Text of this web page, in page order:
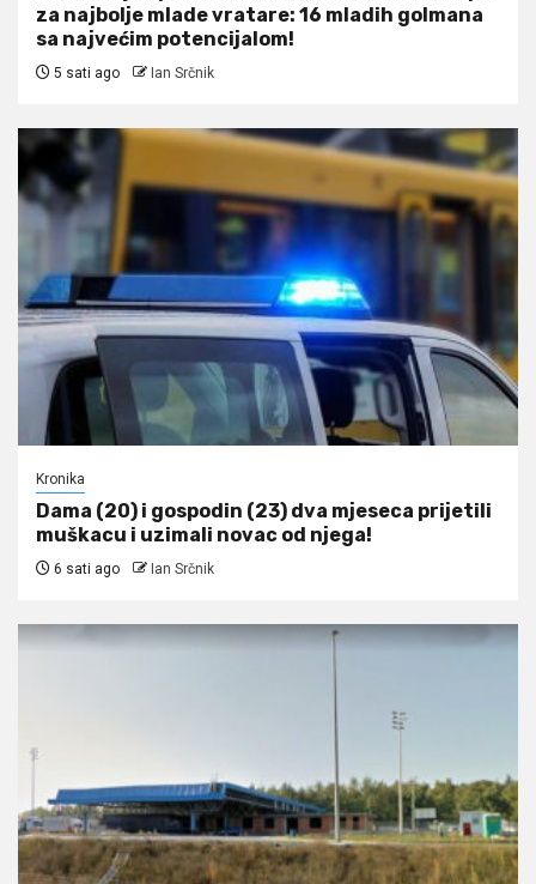
za najbolje mlade vratare: 16 mladih golmana
sa najvećim potencijalom!
5 sati ago Ian Srčnik
Kronika
Dama (20) i gospodin (23) dva mjeseca prijetili
muškacu i uzimali novac od njega!
6 sati ago Ian Srčnik